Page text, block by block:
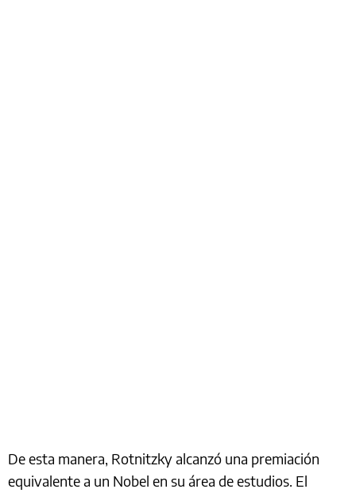
De esta manera, Rotnitzky alcanzó una premiación
equivalente a un Nobel en su área de estudios. El